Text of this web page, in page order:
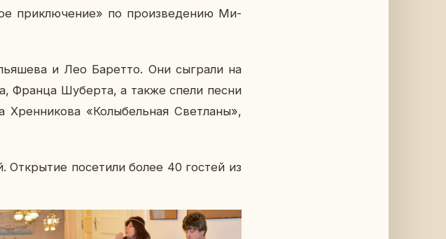
при­клю­че­ние» по про­из­ве­де­нию Ми­
и Лео Ба­рет­то. Они сыг­ра­ли на
Франца Шу­бер­та, а также спели песни
Хрен­ни­ко­ва «Ко­лы­бель­ная Свет­ла­ны»,
по­се­ти­ли более 40 гостей из